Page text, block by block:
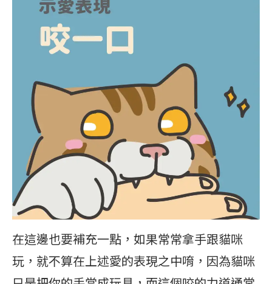
在這邊也要補充一點，如果常常拿手跟貓咪
玩，就不算在上述愛的表現之中唷，因為貓咪